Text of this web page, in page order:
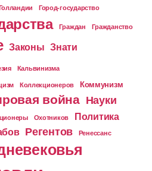
Город-государство
Граждан Гражданство
Законы Знати
Кальвинизма
Коллекционеров Коммунизм
война Науки
Охотников Политика
Регентов Ренессанс